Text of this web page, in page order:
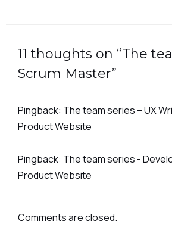
11 thoughts on “The
Scrum Master”
Pingback: The team series – UX
Product Website
Pingback: The team series -
Product Website
Comments are closed.